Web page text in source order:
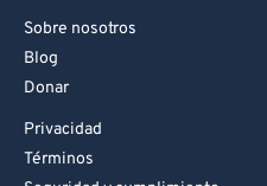
Sobre nosotros
Blog
Donar
Privacidad
Términos